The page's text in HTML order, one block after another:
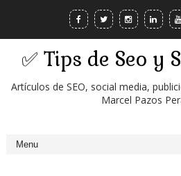
✅ Tips de Seo y
Artículos de SEO, social media,
Marcel Pazos